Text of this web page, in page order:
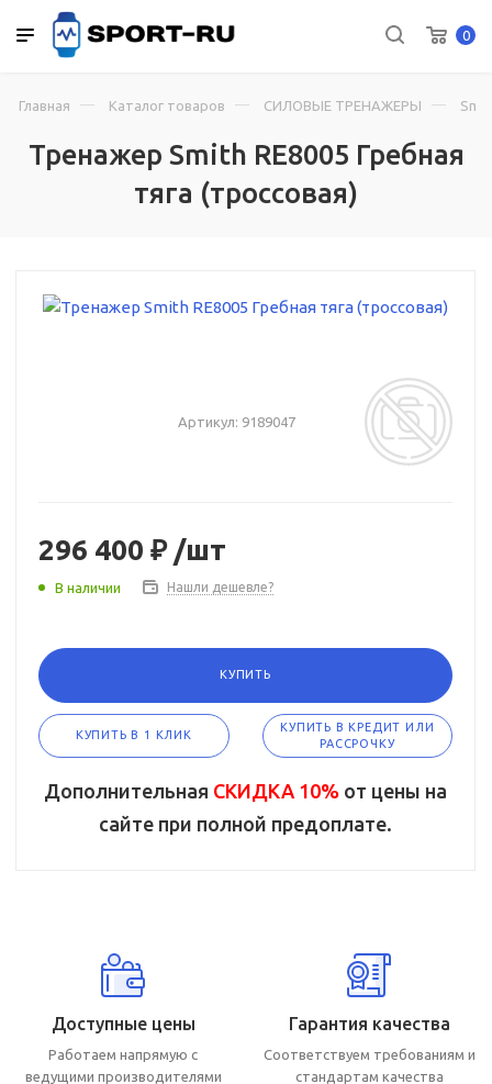
0
Тренажер Smith RE8005 Гребная
тяга (троссовая)
Главная Каталог товаров СИЛОВЫЕ ТРЕНАЖЕРЫ
Артикул: 9189047
296 400 ₽/шт
В наличии Нашли дешевле?
КУПИТЬ
КУПИТЬ В 1 КЛИК
КУПИТЬ В КРЕДИТ ИЛИ
РАССРОЧКУ
Дополнительная СКИДКА 10% от цены на
сайте при полной предоплате.
Доступные цены
Работаем напрямую с
ведущими производителями
Гарантия качества
Соответствуем требованиям и
стандартам качества